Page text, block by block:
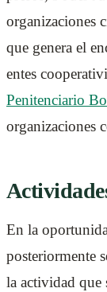
organizaciones
que genera el
entes
Penitenciario
organizaciones
En la
posteriormente
la actividad que